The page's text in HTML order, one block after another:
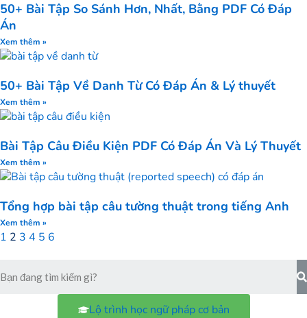
50+ Bài Tập So Sánh Hơn, Nhất, Bằng PDF Có Đáp
Án
Xem thêm »
50+ Bài Tập Về Danh Từ Có Đáp Án & Lý thuyết
Xem thêm »
Bài Tập Câu Điều Kiện PDF Có Đáp Án Và Lý Thuyết
Xem thêm »
Tổng hợp bài tập câu tường thuật trong tiếng Anh
Xem thêm »
1 2 3 4 5 6
Lộ trình học ngữ pháp cơ bản